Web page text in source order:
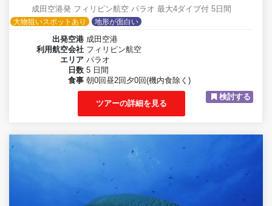
成田空港発 フィリピン航空 パラオ 最大4ダイブ付 5日間
大物狙いスポットあり
地形が面白い
出発空港 成田空港
利用航空会社 フィリピン航空
エリア パラオ
日数 5 日間
食事 朝0回昼2回夕0回(機内食除く)
ツアーの詳細を見る
検討する